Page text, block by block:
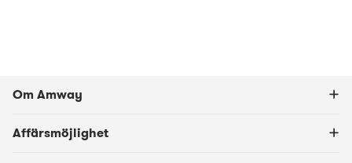
Om Amway
Affärsmöjlighet